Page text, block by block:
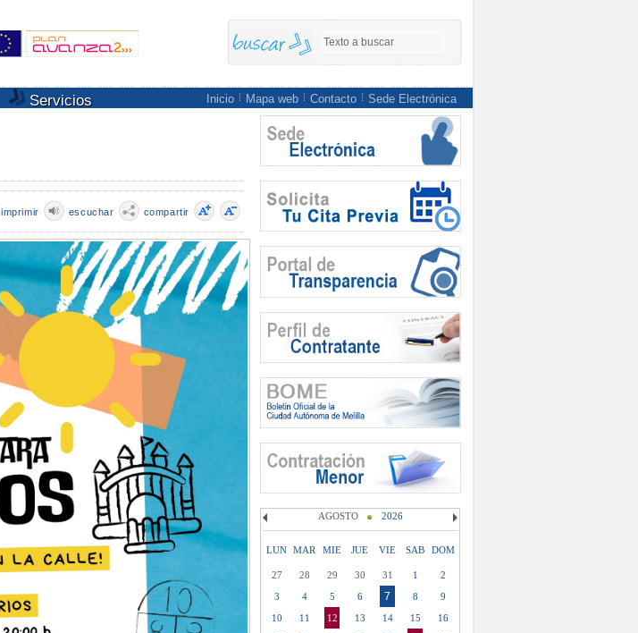
Servicios Inicio Mapa web Contacto Sede Electrónica
compartir
escuchar
imprimir
AGOSTO 2026
LUN MAR MIE JUE VIE SAB DOM
27 28 29 30 31 1
2
3
4 5 6 7 8
9
10
11 12 13 14 15
16